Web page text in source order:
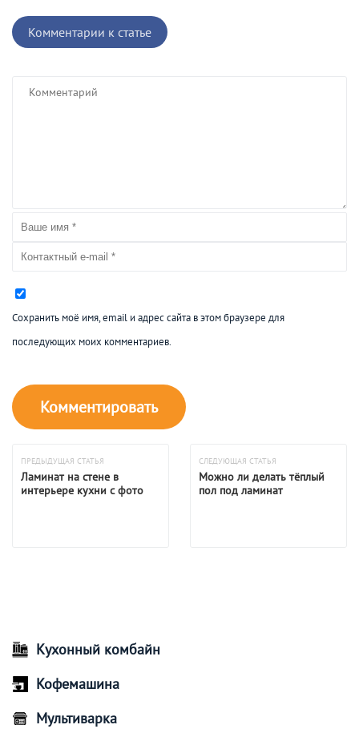
Комментарии к статье
Сохранить моё имя, email и адрес сайта в этом браузере для
последующих моих комментариев.
ПРЕДЫДУЩАЯ СТАТЬЯ
Ламинат на стене в
интерьере кухни с фото
СЛЕДУЮЩАЯ СТАТЬЯ
Можно ли делать тёплый
пол под ламинат
Кухонный комбайн
Кофемашина
Мультиварка